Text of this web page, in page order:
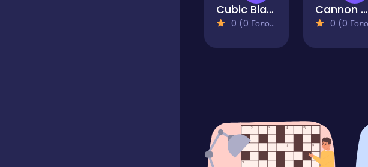
Cubic Blast
0 (0 Голосів)
Cannon Candy - Shooter Bubble Candy Blast
0 (0 Голосів)